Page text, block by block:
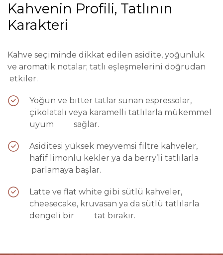
Kahvenin Profili, Tatlının
Karakteri
Kahve seçiminde dikkat edilen asidite, yoğunluk
ve aromatik notalar; tatlı eşleşmelerini doğrudan
etkiler.
Yoğun ve bitter tatlar sunan espressolar,
çikolatalı veya karamelli tatlılarla mükemmel
uyum sağlar.
Asiditesi yüksek meyvemsi filtre kahveler,
hafif limonlu kekler ya da berry’li tatlılarla
parlamaya başlar.
Latte ve flat white gibi sütlü kahveler,
cheesecake, kruvasan ya da sütlü tatlılarla
dengeli bir tat bırakır.